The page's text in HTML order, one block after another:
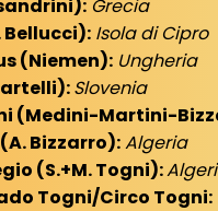
Grecia
Bellucci): Isola di Cipro
(Niemen): Ungheria
Slovenia
(Medini-Martini-
Bizzarro):Algeria
(S.+M.Togni):
Togni/Circo Togni: